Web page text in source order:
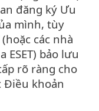
đăng ký Ưu
mình, tùy
các nhà
ESET) bảo lưu
rõ ràng cho
Điều khoản